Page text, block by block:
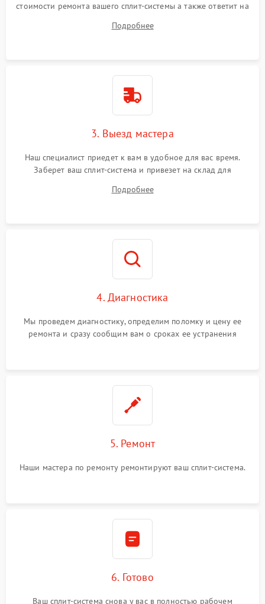
стоимости ремонта вашего сплит-системы а также ответит на
Подробнее
3. Выезд мастера
Наш специалист приедет к вам в удобное для вас время.
Заберет ваш сплит-система и привезет на склад для
Подробнее
4. Диагностика
Мы проведем диагностику, определим поломку и цену ее
ремонта и сразу сообщим вам о сроках ее устранения
5. Ремонт
Наши мастера по ремонту ремонтируют ваш сплит-система.
6. Готово
Ваш сплит-система снова у вас в полностью рабочем